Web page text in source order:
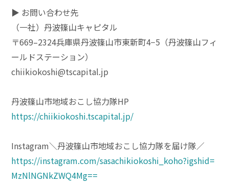
▶︎ お問い合わせ先
（一社）丹波篠山キャピタル
〒669–2324兵庫県丹波篠山市東新町4−5（丹波篠山フィ
ールドステーション）
chiikiokoshi@tscapital.jp
丹波篠山市地域おこし協力隊HP
https://chiikiokoshi.tscapital.jp/
Instagram＼丹波篠山市地域おこし協力隊を届け隊／
https://instagram.com/sasachikiokoshi_koho?igshid=
MzNlNGNkZWQ4Mg==